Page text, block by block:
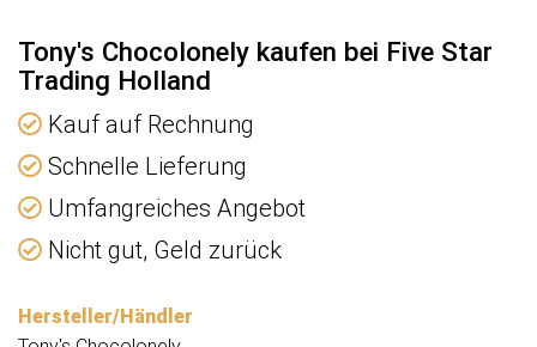
Tony's Chocolonely kaufen bei Five Star
Trading Holland
Kauf auf Rechnung
Schnelle Lieferung
Umfangreiches Angebot
Nicht gut, Geld zurück
Hersteller/Händler